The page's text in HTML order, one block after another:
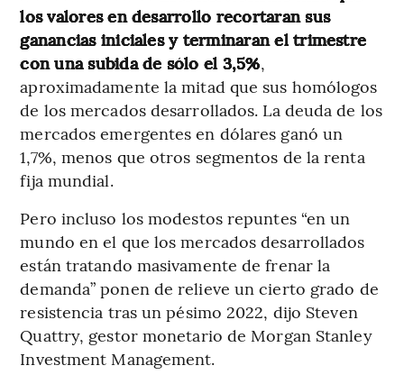
los valores en desarrollo recortaran sus
ganancias iniciales y terminaran el trimestre
con una subida de sólo el 3,5%,
aproximadamente la mitad que sus homólogos
de los mercados desarrollados. La deuda de los
mercados emergentes en dólares ganó un
1,7%, menos que otros segmentos de la renta
fija mundial.
Pero incluso los modestos repuntes “en un
mundo en el que los mercados desarrollados
están tratando masivamente de frenar la
demanda” ponen de relieve un cierto grado de
resistencia tras un pésimo 2022, dijo Steven
Quattry, gestor monetario de Morgan Stanley
Investment Management.